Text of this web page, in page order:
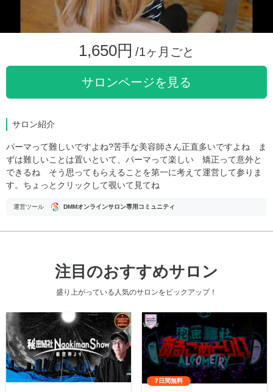
1,650円 /1ヶ月ごと
サロンページを見る
サロン紹介
パーマって難しいですよね?苦手な美容師さん正直多いですよね ま
ずは難しいことは置いといて、パーマって楽しい 矯正って意外と
できるね そう思ってもらえることを第一に考えて運営して参りま
す。ちょっとクリックして覗いて見てね
運営ツール DMMオンラインサロン専用コミュニティ
注目のおすすめサロン
盛り上がっている人気のサロンをピックアップ！
7日間無料